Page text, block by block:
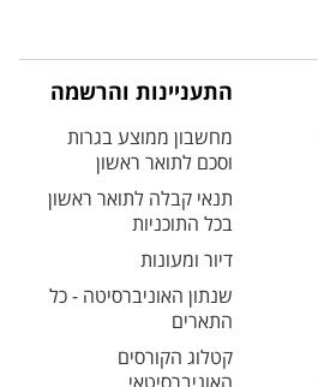
התעניינות והרשמה
מחשבון ממוצע בגרות
וסכם לתואר ראשון
תנאי קבלה לתואר ראשון
בכל התוכניות
דיור ומעונות
שנתון האוניברסיטה - כל
התארים
קטלוג הקורסים